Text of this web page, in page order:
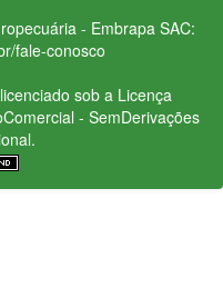
- Embrapa SAC:
fale-conosco
sob a Licença
- SemDerivações